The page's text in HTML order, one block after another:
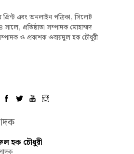
এবং অনলাইন পত্রিকা, সিলেট
প্রতিষ্ঠাতা সম্পাদক মোহাম্মদ
ও প্রকাশক ওবায়দুল হক চৌধুরী।
হক চৌধুরী